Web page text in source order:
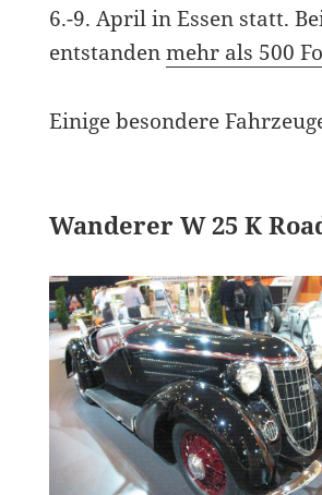
6.-9. April in Essen statt.
entstandenmehr als 500
Einige besondere
Wanderer W 25 K